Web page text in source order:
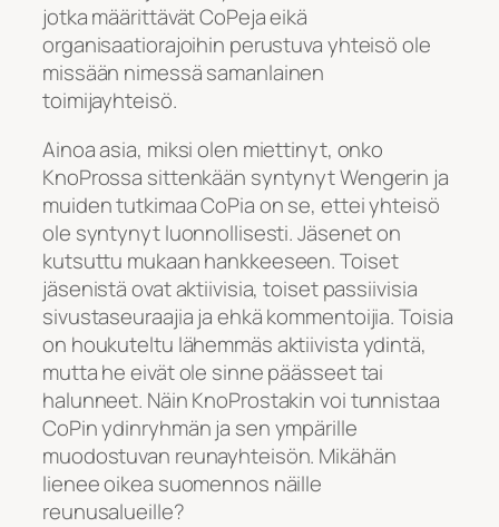
jotka määrittävät CoPeja eikä
organisaatiorajoihin perustuva yhteisö ole
missään nimessä samanlainen
toimijayhteisö.
Ainoa asia, miksi olen miettinyt, onko
KnoProssa sittenkään syntynyt Wengerin ja
muiden tutkimaa CoPia on se, ettei yhteisö
ole syntynyt luonnollisesti. Jäsenet on
kutsuttu mukaan hankkeeseen. Toiset
jäsenistä ovat aktiivisia, toiset passiivisia
sivustaseuraajia ja ehkä kommentoijia. Toisia
on houkuteltu lähemmäs aktiivista ydintä,
mutta he eivät ole sinne päässeet tai
halunneet. Näin KnoProstakin voi tunnistaa
CoPin ydinryhmän ja sen ympärille
muodostuvan reunayhteisön. Mikähän
lienee oikea suomennos näille
reunusalueille?